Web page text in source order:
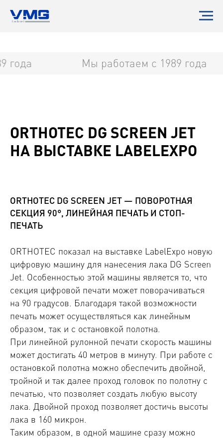
Мы работаем с 1989 года
ORTHOTEC DG SCREEN JET
НА ВЫСТАВКЕ LABELEXPO
ORTHOTEC DG SCREEN JET — ПОВОРОТНАЯ
СЕКЦИЯ 90°, ЛИНЕЙНАЯ ПЕЧАТЬ И СТОП-
ПЕЧАТЬ
ORTHOTEC показал на выставке LabelExpo новую
цифровую машину для нанесения лака DG Screen
Jet. Особенностью этой машины является то, что
секция цифровой печати может поворачиваться
на 90 градусов. Благодаря такой возможности
печать может осуществляться как линейным
образом, так и с остановкой полотна.
При линейной рулонной печати скорость машины
может достигать 40 метров в минуту. При работе с
остановкой полотна можно обеспечить двойной,
тройной и так далее проход головок по полотну с
печатью, что позволяет создать любую высоту
лака. Двойной проход позволяет достичь высоты
лака в 160 микрон.
Таким образом, в одной машине сразу можно